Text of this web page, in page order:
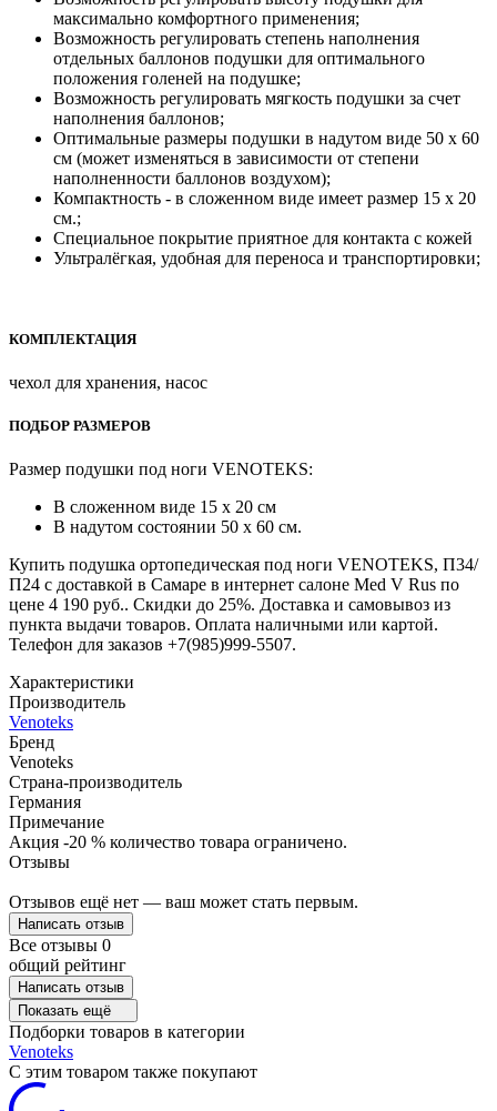
максимально комфортного применения;
Возможность регулировать степень наполнения
отдельных баллонов подушки для оптимального
положения голеней на подушке;
Возможность регулировать мягкость подушки за счет
наполнения баллонов;
Оптимальные размеры подушки в надутом виде 50 х 60
см (может изменяться в зависимости от степени
наполненности баллонов воздухом);
Компактность - в сложенном виде имеет размер 15 х 20
см.;
Специальное покрытие приятное для контакта с кожей
Ультралёгкая, удобная для переноса и транспортировки;
КОМПЛЕКТАЦИЯ
чехол для хранения, насос
ПОДБОР РАЗМЕРОВ
Размер подушки под ноги VENOTEKS:
В сложенном виде 15 х 20 см
В надутом состоянии 50 х 60 см.
Купить подушка ортопедическая под ноги VENOTEKS, П34/
П24 с доставкой в Самаре в интернет салоне Med V Rus по
цене 4 190 руб.. Скидки до 25%. Доставка и самовывоз из
пункта выдачи товаров. Оплата наличными или картой.
Телефон для заказов +7(985)999-5507.
Характеристики
Производитель
Venoteks
Бренд
Venoteks
Страна-производитель
Германия
Примечание
Акция -20 % количество товара ограничено.
Отзывы
Отзывов ещё нет — ваш может стать первым.
Написать отзыв
Все отзывы 0
общий рейтинг
Написать отзыв
Показать ещё
Подборки товаров в категории
Venoteks
C этим товаром также покупают